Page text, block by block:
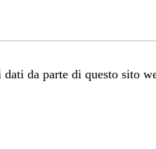
da parte di questo sito